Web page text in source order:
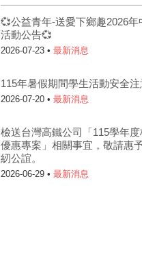
💞公益青年-送愛下鄉趣2026年
活動公告💞
2026-07-23 • 最新消息
115年暑假期間學生活動安全
2026-07-20 • 最新消息
檢送台灣高鐵公司「115學年
優惠專案」相關事宜，敬請惠
紉公誼。
2026-06-29 • 最新消息